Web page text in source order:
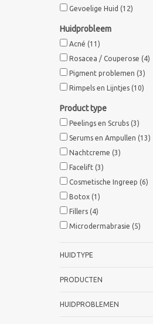
Gevoelige Huid (12)
Huidprobleem
Acné (11)
Rosacea / Couperose (4)
Pigment problemen (3)
Rimpels en Lijntjes (10)
Product type
Peelings en Scrubs (3)
Serums en Ampullen (13)
Nachtcreme (3)
Facelift (3)
Cosmetische Ingreep (6)
Botox (1)
Fillers (4)
Microdermabrasie (5)
HUIDTYPE
PRODUCTEN
HUIDPROBLEMEN